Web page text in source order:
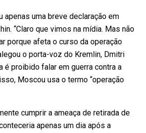
apenas uma breve declaração em
“Claro que vimos na mídia. Mas não
porque afeta o curso da operação
o porta-voz do Kremlin, Dmitri
é proibido falar em guerra contra a
Moscou usa o termo “operação
cumprir a ameaça de retirada de
apenas um dia após a